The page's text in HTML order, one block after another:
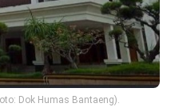
Dok Humas Bantaeng).